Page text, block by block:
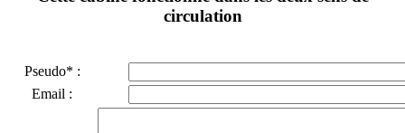
circulation
Pseudo* :
Email :